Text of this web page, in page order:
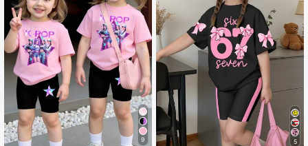
4,69 4.7K Seguidores
9 5